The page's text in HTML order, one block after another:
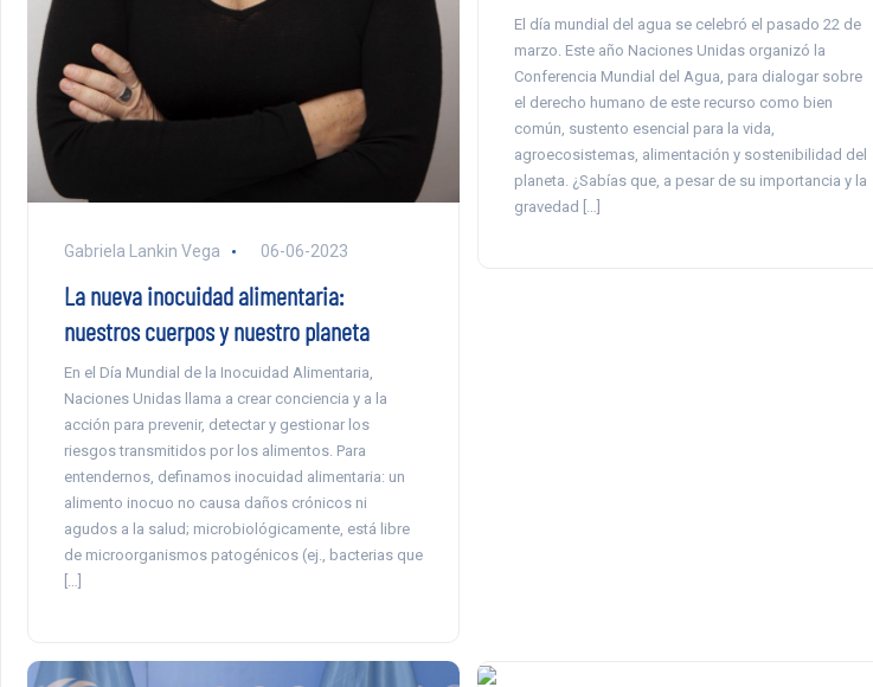
Gabriela Lankin Vega 06-06-2023
La nueva inocuidad alimentaria:
nuestros cuerpos y nuestro planeta
En el Día Mundial de la Inocuidad Alimentaria,
Naciones Unidas llama a crear conciencia y a la
acción para prevenir, detectar y gestionar los
riesgos transmitidos por los alimentos. Para
entendernos, definamos inocuidad alimentaria: un
alimento inocuo no causa daños crónicos ni
agudos a la salud; microbiológicamente, está libre
de microorganismos patogénicos (ej., bacterias que
[…]
El día mundial del agua se celebró el pasado 22 de
marzo. Este año Naciones Unidas organizó la
Conferencia Mundial del Agua, para dialogar sobre
el derecho humano de este recurso como bien
común, sustento esencial para la vida,
agroecosistemas, alimentación y sostenibilidad del
planeta. ¿Sabías que, a pesar de su importancia y la
gravedad […]